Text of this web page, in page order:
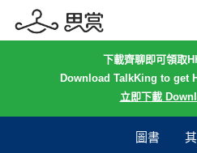
下載齊聊即可領取
Download TalkKing to get
立即下載
圖書